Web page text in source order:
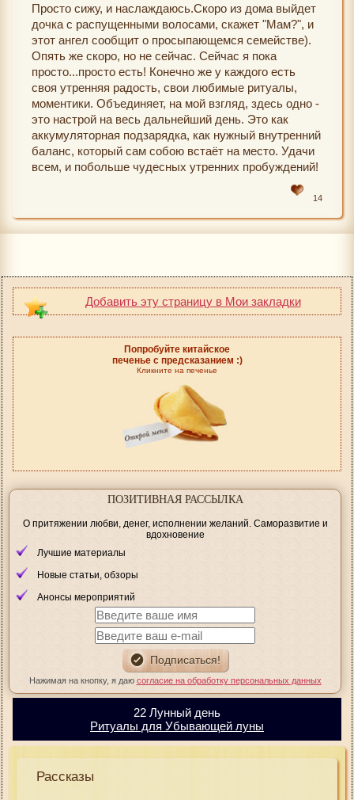
Просто сижу, и наслаждаюсь.Скоро из дома выйдет
дочка с распущенными волосами, скажет "Мам?", и
этот ангел сообщит о просыпающемся семействе).
Опять же скоро, но не сейчас. Сейчас я пока
просто...просто есть! Конечно же у каждого есть
своя утренняя радость, свои любимые ритуалы,
моментики. Объединяет, на мой взгляд, здесь одно -
это настрой на весь дальнейший день. Это как
аккумуляторная подзарядка, как нужный внутренний
баланс, который сам собою встаёт на место. Удачи
всем, и побольше чудесных утренних пробуждений!
14
Добавить эту страницу в Мои закладки
Попробуйте китайское
печенье с предсказанием :)
Кликните на печенье
ПОЗИТИВНАЯ РАССЫЛКА
О притяжении любви, денег, исполнении желаний. Саморазвитие и
вдохновение
Лучшие материалы
Новые статьи, обзоры
Анонсы мероприятий
Нажимая на кнопку, я даю согласие на обработку персональных данных
22 Лунный день
Ритуалы для Убывающей луны
Рассказы